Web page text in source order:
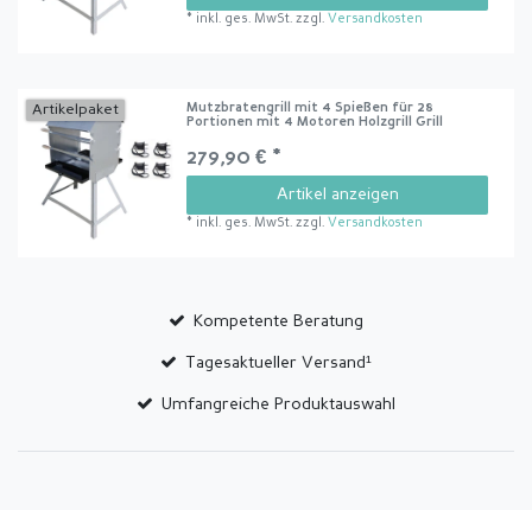
* inkl. ges. MwSt. zzgl. Versandkosten
Artikelpaket
Mutzbratengrill mit 4 Spießen für 28
Portionen mit 4 Motoren Holzgrill Grill
279,90 € *
Artikel anzeigen
* inkl. ges. MwSt. zzgl. Versandkosten
Kompetente Beratung
Tagesaktueller Versand¹
Umfangreiche Produktauswahl